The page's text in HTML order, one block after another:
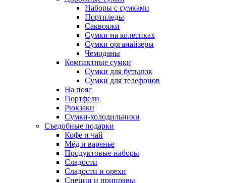
Наборы с сумками
Портпледы
Саквояжи
Сумки на колесиках
Сумки органайзеры
Чемоданы
Компактные сумки
Сумки для бутылок
Сумки для телефонов
На пояс
Портфели
Рюкзаки
Сумки-холодильники
Съедобные подарки
Кофе и чай
Мёд и варенье
Продуктовые наборы
Сладости
Сладости и орехи
Специи и приправы